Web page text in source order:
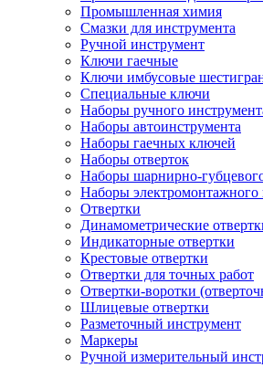
Промышленная химия
Смазки для инструмента
Ручной инструмент
Ключи гаечные
Ключи имбусовые
Специальные ключи
Наборы ручного
Наборы автоинструмента
Наборы гаечных ключей
Наборы отверток
Наборы шарнирно-
Наборы электромонтажного
Отвертки
Динамометрические
Индикаторные отвертки
Крестовые отвертки
Отвертки для точных работ
Отвертки-воротки
Шлицевые отвертки
Разметочный инструмент
Маркеры
Ручной измерительный